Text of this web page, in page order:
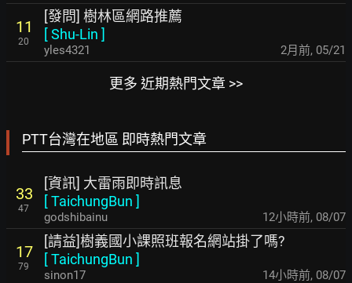
11
20
[發問] 樹林區網路推薦
[Shu-Lin ]
yles4321 2月前, 05/21
更多 近期熱門文章 >>
PTT台灣在地區 即時熱門文章
33
47
[資訊] 大雷雨即時訊息
[TaichungBun ]
godshibainu 12小時前, 08/07
17
79
[請益]樹義國小課照班報名網站掛了嗎?
[TaichungBun ]
sinon17 14小時前, 08/07